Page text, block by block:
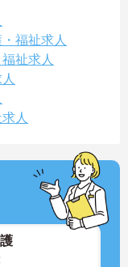
福祉求人
祉求人
人